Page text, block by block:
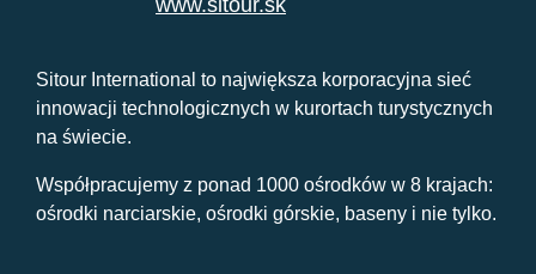
www.sitour.sk
Sitour International to największa korporacyjna sieć
innowacji technologicznych w kurortach turystycznych
na świecie.
Współpracujemy z ponad 1000 ośrodków w 8 krajach:
ośrodki narciarskie, ośrodki górskie, baseny i nie tylko.